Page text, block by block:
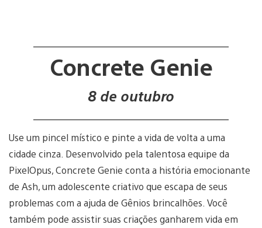
Concrete Genie
8 de outubro
Use um pincel místico e pinte a vida de volta a uma
cidade cinza. Desenvolvido pela talentosa equipe da
PixelOpus, Concrete Genie conta a história emocionante
de Ash, um adolescente criativo que escapa de seus
problemas com a ajuda de Gênios brincalhões. Você
também pode assistir suas criações ganharem vida em